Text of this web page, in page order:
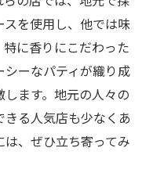
ガーの融合
る井田川駅のハン
じる瞬間
を楽しむ工夫
を使用し、他では味
に香りにこだわった
ーなパティが織り成
ます。地元の人々の
る人気店も少なくあ
、ぜひ立ち寄ってみ